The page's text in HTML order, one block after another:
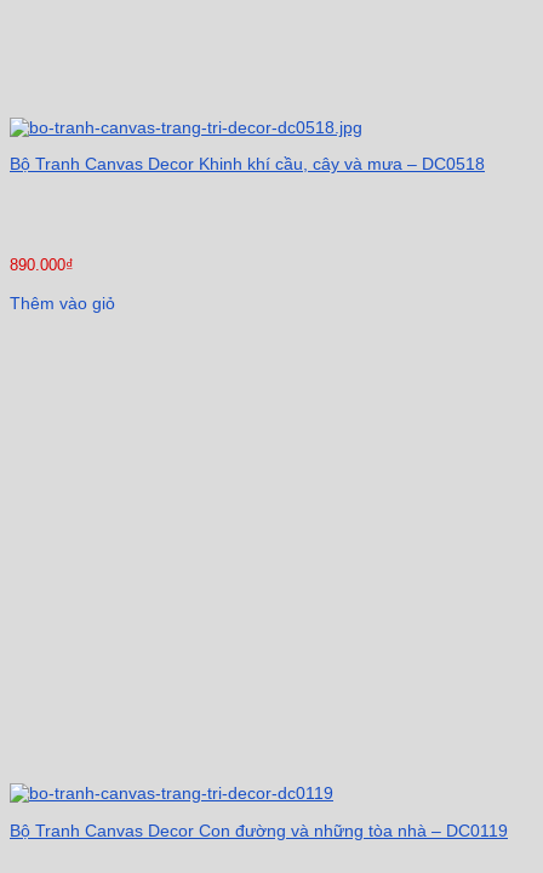
Bộ Tranh Canvas Decor Khinh khí cầu, cây và mưa – DC0518
890.000₫
Thêm vào giỏ
Bộ Tranh Canvas Decor Con đường và những tòa nhà – DC0119